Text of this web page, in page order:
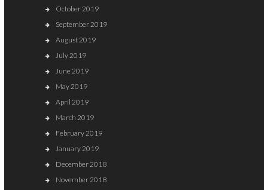
October 2019
September 2019
August 2019
July 2019
June 2019
May 2019
April 2019
March 2019
February 2019
January 2019
December 2018
November 2018